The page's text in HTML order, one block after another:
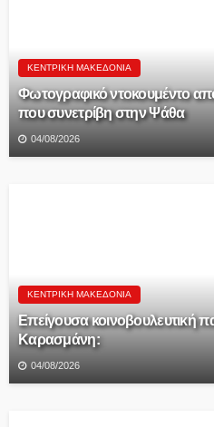
ΚΕΝΤΡΙΚΉ ΜΑΚΕΔΟΝΊΑ
Φωτογραφικό ντοκουμέντο
που συνετρίβη στην Ψάθα
04/08/2026
ΚΕΝΤΡΙΚΉ ΜΑΚΕΔΟΝΊΑ
Επείγουσα κοινοβουλευτική
Καρασμάνη:
04/08/2026